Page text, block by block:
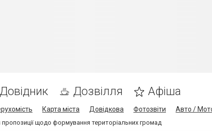
Довідник Дозвілля Афіша
Карта міста Довідкова Фотозвіти Авто /
щодо формування територіальних громад